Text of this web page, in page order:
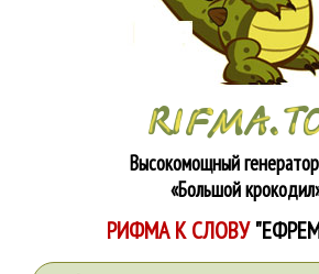
Высокомощный
«Большой
РИФМА К СЛОВУ